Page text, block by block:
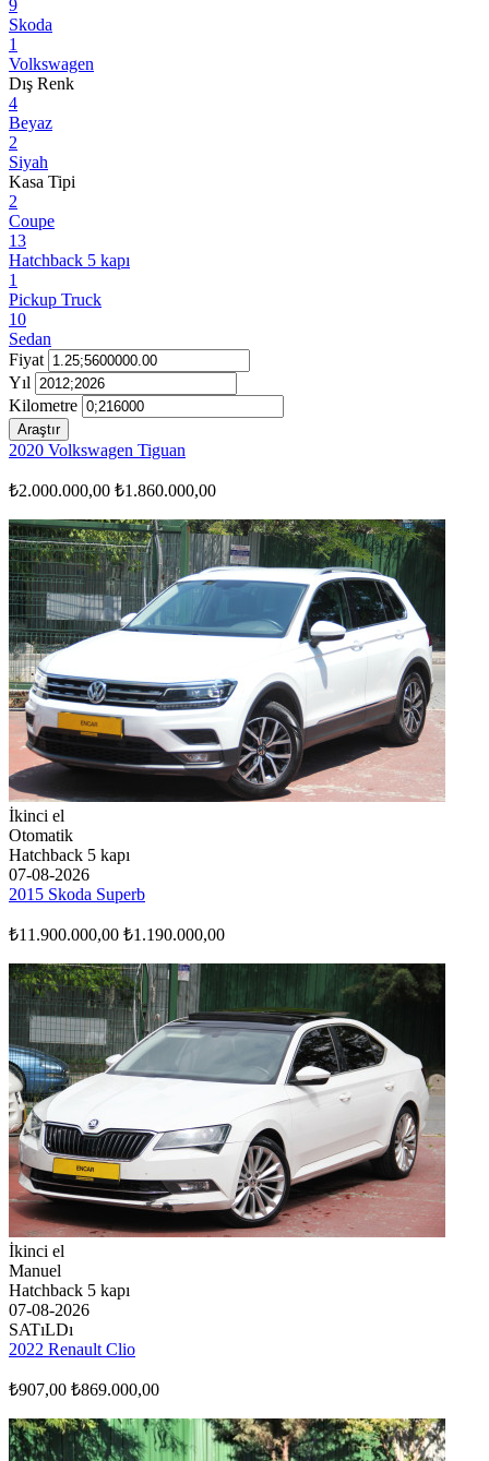
9
Skoda
1
Volkswagen
Dış Renk
4
Beyaz
2
Siyah
Kasa Tipi
2
Coupe
13
Hatchback 5 kapı
1
Pickup Truck
10
Sedan
Fiyat
Yıl
Kilometre
Araştır
2020 Volkswagen Tiguan
₺2.000.000,00 ₺1.860.000,00
İkinci el
Otomatik
Hatchback 5 kapı
07-08-2026
2015 Skoda Superb
₺11.900.000,00 ₺1.190.000,00
İkinci el
Manuel
Hatchback 5 kapı
07-08-2026
SATıLDı
2022 Renault Clio
₺907,00 ₺869.000,00